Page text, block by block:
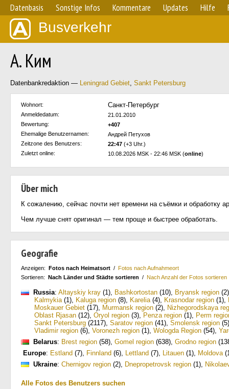
Datenbasis Sonstige Infos Kommentare Updates Hilfe
Busverkehr
А. Ким
Datenbankredaktion — Leningrad Gebiet, Sankt Petersburg
Wohnort: Санкт-Петербург
Anmeldedatum:
21.01.2010
Bewertung:
+407
Ehemalige Benutzernamen:
Андрей Петухов
Zeitzone des Benutzers:
22:47 (+3 Uhr.)
Zuletzt online:
10.08.2026 MSK - 22:46 MSK (online)
Über mich
К сожалению, сейчас почти нет времени на съёмки и обработку
Чем лучше снят оригинал — тем проще и быстрее обработать.
Geografie
Anzeigen: Fotos nach Heimatsort / Fotos nach Aufnahmeort
Sortieren: Nach Länder und Städte sortieren / Nach Anzahl der Fotos sortieren
Russia: Altayskiy kray (1), Bashkortostan (10), Bryansk region (2)
Kalmykia(1), Kaluga region (8), Karelia(4), Krasnodar region (1),
Moskauer Gebiet (17), Murmansk region (2), Nizhegorodskaya
Oblast Rjasan (12), Oryol region (3), Penza region (1), Perm
Sankt Petersburg (2117), Saratov region (41), Smolensk region (5)
Vladimir region (6), Voronezh region (1), Wologda Region (54),
Belarus: Brest region (58), Gomel region (638), Grodno region
Europe: Estland (7), Finnland (6), Lettland (7), Litauen (1), Moldova
Ukraine: Chernigov region (2), Dnepropetrovsk region (1),
Alle Fotos des Benutzers suchen